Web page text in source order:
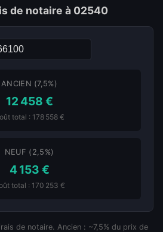
de notaire à 02540
ANCIEN (7,5%)
12 458 €
total : 178 558 €
NEUF (2,5%)
4 153 €
total : 170 253 €
de notaire. Ancien : ~7,5% du prix de